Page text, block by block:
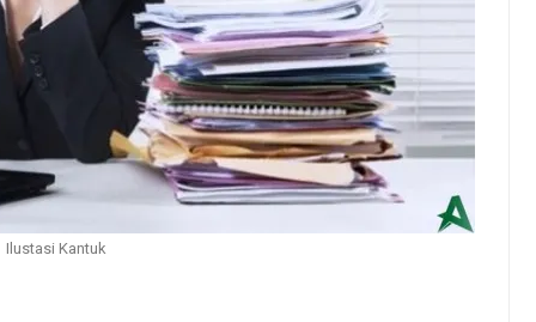
Ilustasi Kantuk